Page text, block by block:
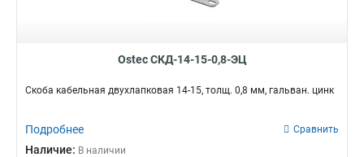
Ostec СКД-14-15-0,8-ЭЦ
Скоба кабельная двухлапковая 14-15, толщ. 0,8 мм, гальван. цинк
Подробнее Сравнить
Наличие: В наличии